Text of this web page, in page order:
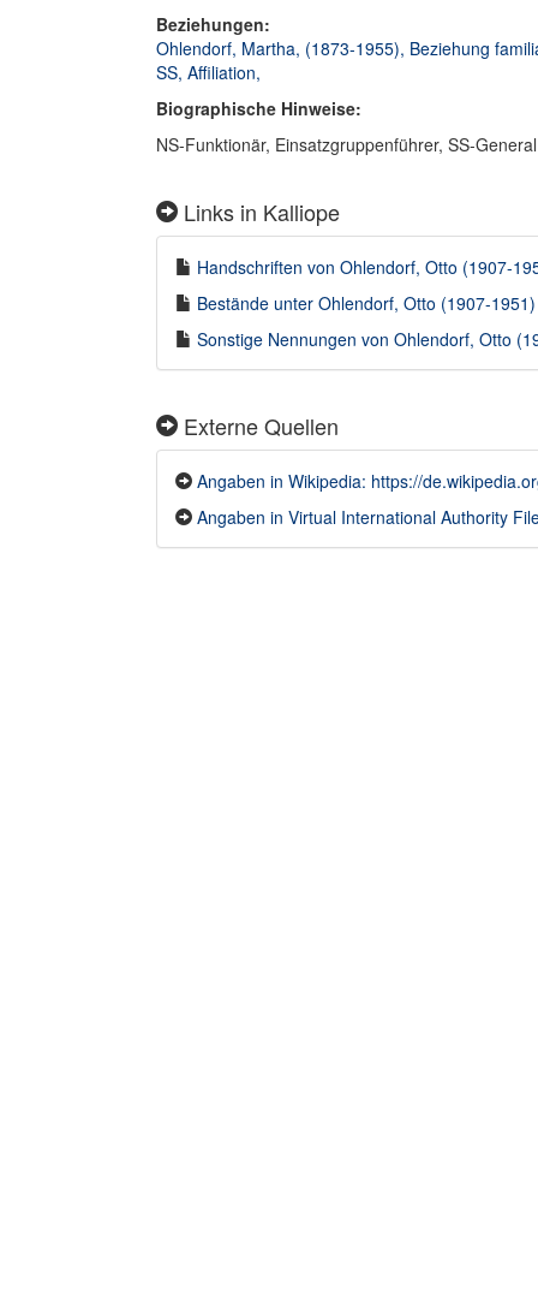
Beziehungen:
Ohlendorf, Martha, (1873-1955), Beziehung
SS, Affiliation,
Biographische Hinweise:
NS-Funktionär, Einsatzgruppenführer, SS-
Links in Kalliope
Handschriften von Ohlendorf, Otto (1907-
Bestände unter Ohlendorf, Otto (1907-
Sonstige Nennungen von Ohlendorf, Otto
Externe Quellen
Angaben in Wikipedia: https://
Angaben in Virtual International Authority